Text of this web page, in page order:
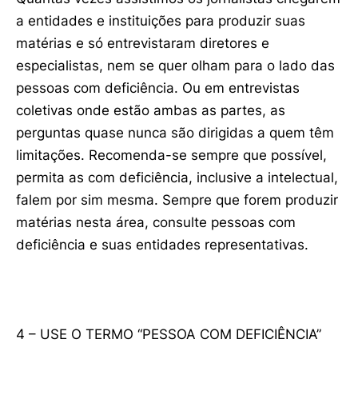
a entidades e instituições para produzir suas
matérias e só entrevistaram diretores e
especialistas, nem se quer olham para o lado das
pessoas com deficiência. Ou em entrevistas
coletivas onde estão ambas as partes, as
perguntas quase nunca são dirigidas a quem têm
limitações. Recomenda-se sempre que possível,
permita as com deficiência, inclusive a intelectual,
falem por sim mesma. Sempre que forem produzir
matérias nesta área, consulte pessoas com
deficiência e suas entidades representativas.
4 – USE O TERMO “PESSOA COM DEFICIÊNCIA”